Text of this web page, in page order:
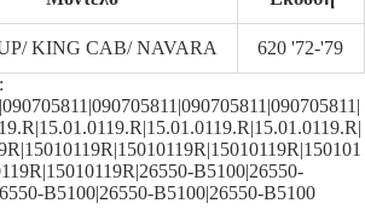
KING CAB/ NAVARA
620 '72-'79
B5100|26550-
B5100|26550-B5100|26550-B5100